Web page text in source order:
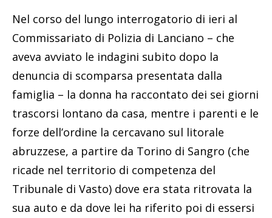
Nel corso del lungo interrogatorio di ieri al
Commissariato di Polizia di Lanciano – che
aveva avviato le indagini subito dopo la
denuncia di scomparsa presentata dalla
famiglia – la donna ha raccontato dei sei giorni
trascorsi lontano da casa, mentre i parenti e le
forze dell’ordine la cercavano sul litorale
abruzzese, a partire da Torino di Sangro (che
ricade nel territorio di competenza del
Tribunale di Vasto) dove era stata ritrovata la
sua auto e da dove lei ha riferito poi di essersi